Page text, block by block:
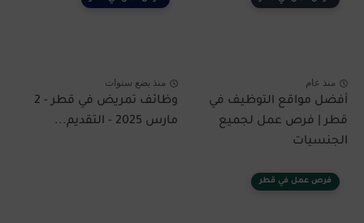
منذ عام
أفضل مواقع التوظيف في
قطر | فرص عمل لجميع
الجنسيات
منذ بضع سنوات
وظائف تمريض في قطر - 2
مارس 2025 - التقديم...
فرص عمل في قطر